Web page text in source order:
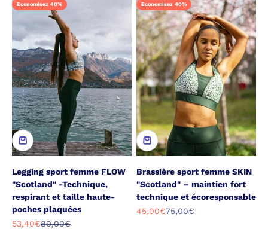
Economisez 40%
Legging sport femme FLOW
"Scotland" -Technique,
respirant et taille haute-
poches plaquées
Prix de vente
53,40€Prix normal
89,00€
Economisez 40%
Brassière sport femme SKIN
"Scotland" – maintien fort
technique et écoresponsable
Prix de vente
45,00€Prix normal
75,00€